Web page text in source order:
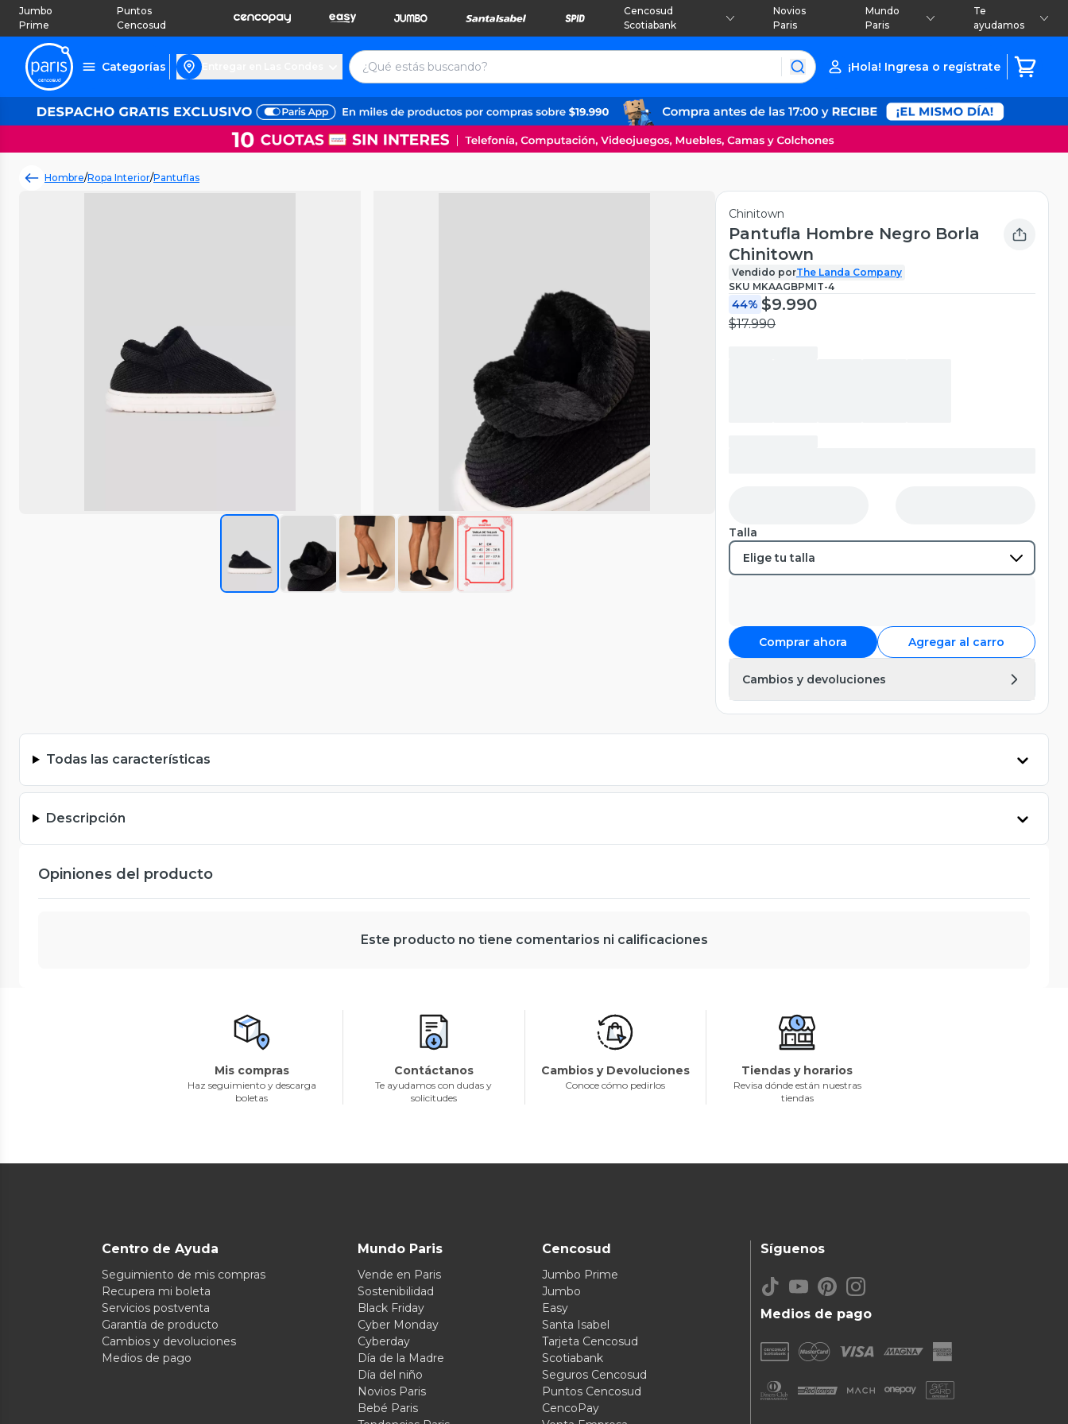
Jumbo
Prime
Puntos
Cencosud
Cencosud
Scotiabank
Novios
Paris
Mundo
Paris
Te
ayudamos
Categorías ¡Hola! Ingresa o regístrate
Hombre/Ropa Interior/Pantuflas
Chinitown
Pantufla Hombre Negro Borla
Chinitown
Vendido porThe Landa Company
SKU MKAAGBPMIT-4
44% $9.990
$17.990
Talla
Comprar ahora Agregar al carro
Cambios y devoluciones
Todas las características
Descripción
Opiniones del producto
Este producto no tiene comentarios ni calificaciones
Mis compras
Haz seguimiento y descarga
boletas
Contáctanos
Te ayudamos con dudas y
solicitudes
Cambios y Devoluciones
Conoce cómo pedirlos
Tiendas y horarios
Revisa dónde están nuestras
tiendas
Centro de Ayuda
Seguimiento de mis compras
Recupera mi boleta
Servicios postventa
Garantía de producto
Cambios y devoluciones
Medios de pago
Mundo Paris
Vende en Paris
Sostenibilidad
Black Friday
Cyber Monday
Cyberday
Día de la Madre
Día del niño
Novios Paris
Bebé Paris
Cencosud
Jumbo Prime
Jumbo
Easy
Santa Isabel
Tarjeta Cencosud
Scotiabank
Seguros Cencosud
Puntos Cencosud
CencoPay
Medios de pago
Síguenos